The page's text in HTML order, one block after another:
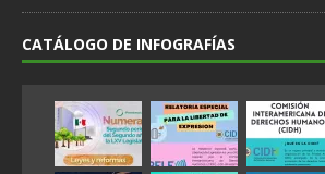
CATÁLOGO DE INFOGRAFÍAS